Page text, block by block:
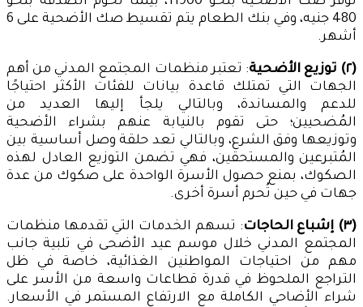
480 جنيه، وفي بنك الطعام يتم تقسيط صك الأضحية على 6
أشهر.
(٢) توزيع الأضحية
: تعتبر منظمات المجتمع المدني من أهم
الجهات التي تمتلك قاعدة بيانات للفئات الأكثر احتياجًا
للدعم والمساندة، وبالتالي يلجأ إليها العديد من
المُضحيين؛ حتى تقوم بالنيابة عنهم بشراء الأضحية
وتوزيعها وفق الشرع، وبالتالي تعد حلقة وصل أساسية بين
المُتبرعين والمستحقين، فهي تضمن التوزيع العادل لهذه
الصكوك، بمنع حصول الأسرة الواحدة على صكوك من عدة
جهات في حين تُحرم أسرة أخرى.
(٣) إشباع الحاجات
: تسهم الخدمات التي تقدمها منظمات
المجتمع المدني خلال موسم عيد الأضحى في تلبية جانب
مهم من احتياجات المواطنين الغذائية، خاصة في ظل
التراجع الملحوظ في قدرة قطاعات واسعة من الأسر على
شراء الأضاحي الكاملة مع الارتفاع المستمر في الأسعار.